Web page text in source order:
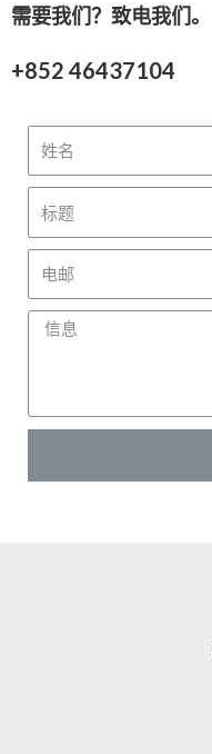
需要我们？致电我们。
+852 46437104